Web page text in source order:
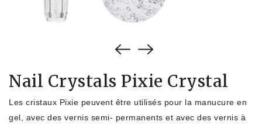
Nail Crystals Pixie Crystal
Les cristaux Pixie peuvent être utilisés pour la manucure en
gel, avec des vernis semi- permanents et avec des vernis à